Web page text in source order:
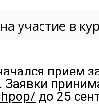
участие в
прием
Заявки
до 25